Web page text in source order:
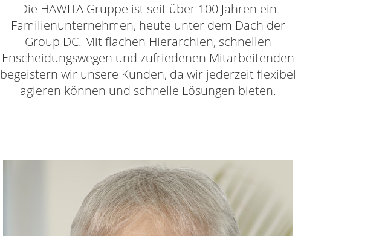
Die HAWITA Gruppe ist seit über 100 Jahren ein
Familienunternehmen, heute unter dem Dach der
Group DC. Mit flachen Hierarchien, schnellen
Enscheidungswegen und zufriedenen Mitarbeitenden
begeistern wir unsere Kunden, da wir jederzeit flexibel
agieren können und schnelle Lösungen bieten.